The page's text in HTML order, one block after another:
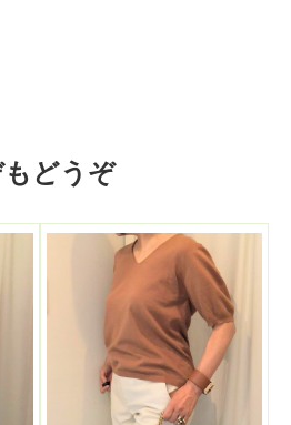
どうぞ